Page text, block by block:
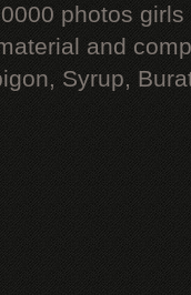
photos
and
Syrup,